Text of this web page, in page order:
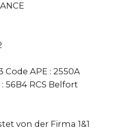
Code APE : 2550A
56B4 RCS Belfort
von der Firma 1&1